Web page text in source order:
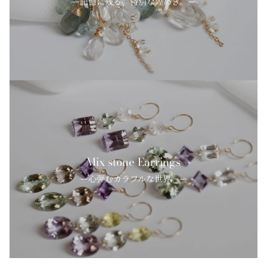
Mix stone Earrings
ー心弾むカラフルな世界。ー